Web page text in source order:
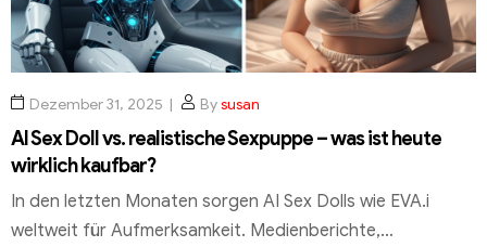
Dezember 31, 2025 Bysusan
AI Sex Doll vs. realistische Sexpuppe – was ist heute
wirklich kaufbar?
In den letzten Monaten sorgen AI Sex Dolls wie EVA.i
weltweit für Aufmerksamkeit. Medienberichte,